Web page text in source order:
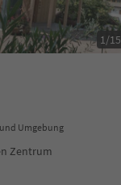
1/15
Umgebung
Zentrum